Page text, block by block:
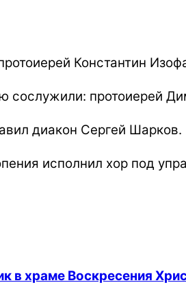
Константин
сослужили: протоиерей
диакон Сергей Шарков.
исполнил хор под
в храме Воскресения